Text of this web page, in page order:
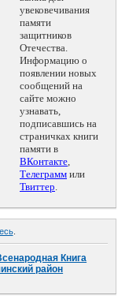
увековечивания
памяти
защитников
Отечества.
Информацию о
появлении новых
сообщений на
сайте можно
узнавать,
подписавшись на
страничках книги
памяти в
ВКонтакте,
Телеграмм или
Твиттер.
.
Книга
район